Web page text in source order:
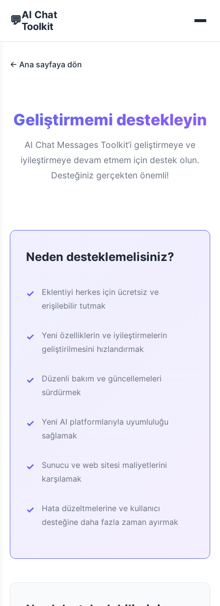
💬AI Chat
Toolkit
← Ana sayfaya dön
Geliştirmemi destekleyin
AI Chat Messages Toolkit’i geliştirmeye ve
iyileştirmeye devam etmem için destek olun.
Desteğiniz gerçekten önemli!
Neden desteklemelisiniz?
Eklentiyi herkes için ücretsiz ve
erişilebilir tutmak
Yeni özelliklerin ve iyileştirmelerin
geliştirilmesini hızlandırmak
Düzenli bakım ve güncellemeleri
sürdürmek
Yeni AI platformlarıyla uyumluluğu
sağlamak
Sunucu ve web sitesi maliyetlerini
karşılamak
Hata düzeltmelerine ve kullanıcı
desteğine daha fazla zaman ayırmak